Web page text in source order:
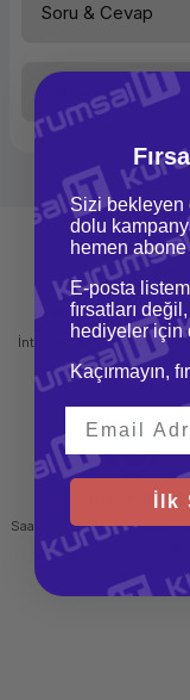
Soru & Cevap
Ürün
Taksit Seçenekleri
Mağazadan
İnternetten sipariş et ve
teslim al
Hızlı Gönderi
Saat 15.00'a kadar yapılan
aynı gün kargo
Sizi bekleyen
dolu
hemen
E-posta
fırsatları
hediyeler için
Kaçırmayın,
İlk